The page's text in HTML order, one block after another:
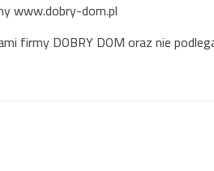
www.dobry-dom.pl
firmy DOBRY DOM oraz nie